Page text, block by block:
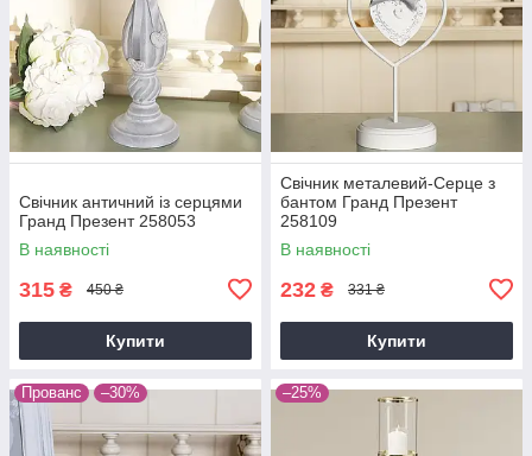
Свічник античний із серцями
Гранд Презент 258053
В наявності
315 ₴ 450 ₴
Купити
Свічник металевий-Серце з
бантом Гранд Презент
258109
В наявності
232 ₴ 331 ₴
Купити
Прованс –30% –25%